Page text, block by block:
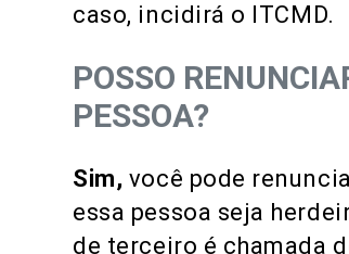
caso, incidirá o ITCMD.
POSSO
PESSOA?
Sim, você pode
essa pessoa seja
de terceiro é chamada